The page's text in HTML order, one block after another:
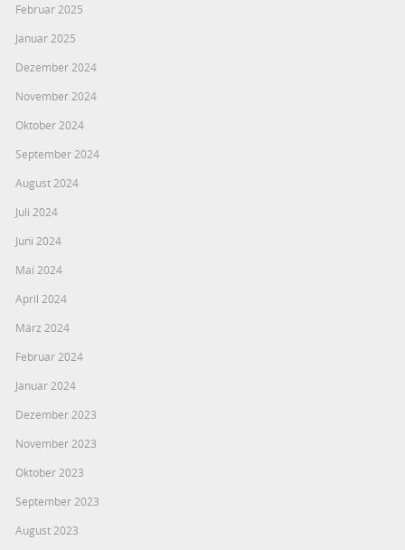
Februar 2025
Januar 2025
Dezember 2024
November 2024
Oktober 2024
September 2024
August 2024
Juli 2024
Juni 2024
Mai 2024
April 2024
März 2024
Februar 2024
Januar 2024
Dezember 2023
November 2023
Oktober 2023
September 2023
August 2023